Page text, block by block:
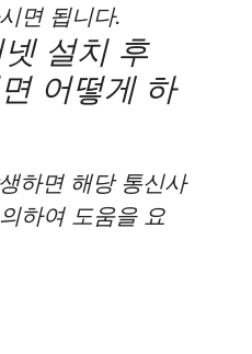
면 됩니다.
설치 후
어떻게 하
하면 해당 통신사
하여 도움을 요